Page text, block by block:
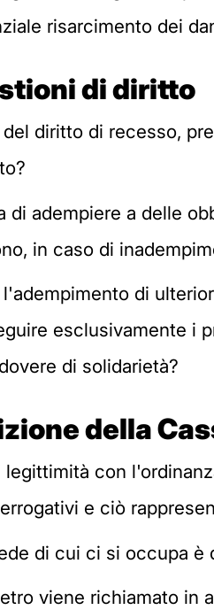
risarcimento dei
di diritto
diritto di recesso,
di adempiere a delle
in caso di
l'adempimento di
esclusivamente i
di solidarietà?
della
legittimità con
e ciò
di cui ci si occupa
viene richiamato in